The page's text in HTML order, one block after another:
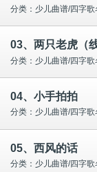
分类：少儿曲谱/四字
03、两只老虎（
分类：少儿曲谱/四字
04、小手拍拍
分类：少儿曲谱/四字
05、西风的话
分类：少儿曲谱/四字